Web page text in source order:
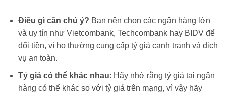
Điều gì cần chú ý? Bạn nên chọn các ngân hàng lớn
và uy tín như Vietcombank, Techcombank hay BIDV để
đổi tiền, vì họ thường cung cấp tỷ giá cạnh tranh và dịch
vụ an toàn.
Tỷ giá có thể khác nhau: Hãy nhớ rằng tỷ giá tại ngân
hàng có thể khác so với tỷ giá trên mạng, vì vậy hãy